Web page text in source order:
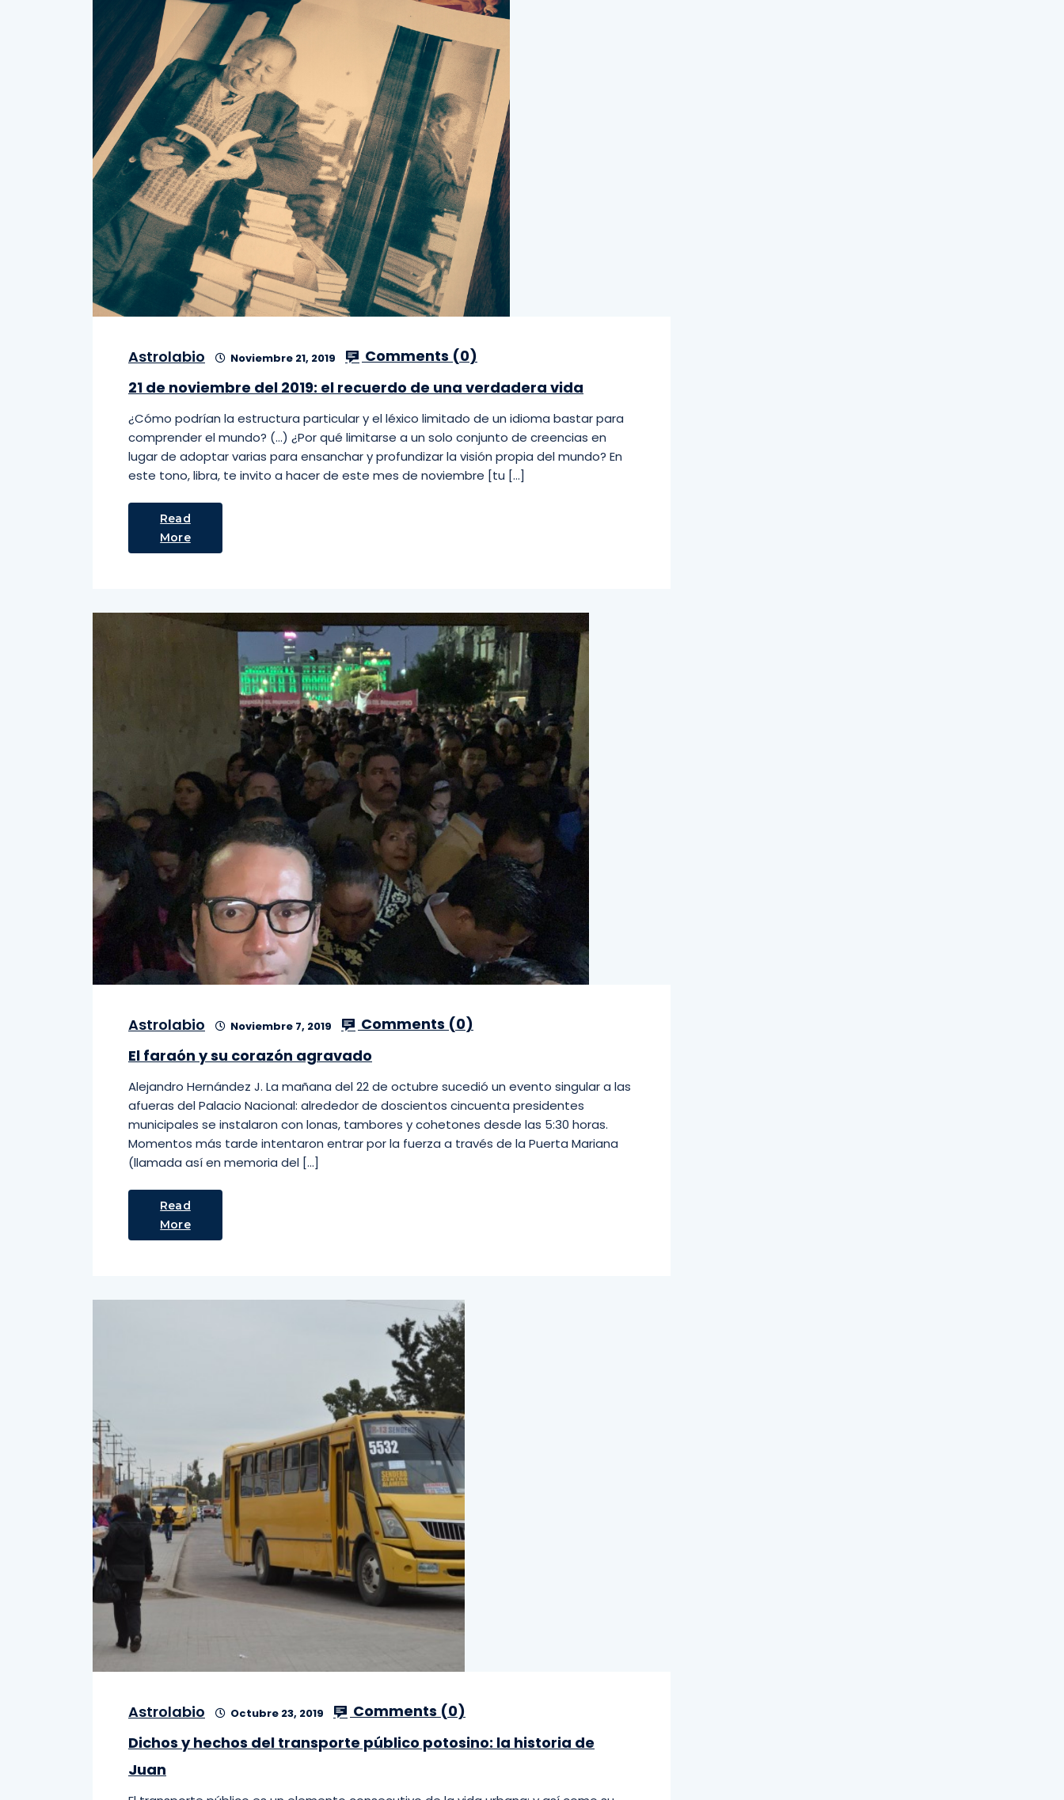
Astrolabio Noviembre 21, 2019 Comments (0)
21 de noviembre del 2019: el recuerdo de una verdadera vida
¿Cómo podrían la estructura particular y el léxico limitado de un idioma bastar para
comprender el mundo? (…) ¿Por qué limitarse a un solo conjunto de creencias en
lugar de adoptar varias para ensanchar y profundizar la visión propia del mundo? En
este tono, libra, te invito a hacer de este mes de noviembre [tu […]
Read
More
Astrolabio Noviembre 7, 2019 Comments (0)
El faraón y su corazón agravado
Alejandro Hernández J. La mañana del 22 de octubre sucedió un evento singular a las
afueras del Palacio Nacional: alrededor de doscientos cincuenta presidentes
municipales se instalaron con lonas, tambores y cohetones desde las 5:30 horas.
Momentos más tarde intentaron entrar por la fuerza a través de la Puerta Mariana
(llamada así en memoria del […]
Read
More
Astrolabio Octubre 23, 2019 Comments (0)
Dichos y hechos del transporte público potosino: la historia de
Juan